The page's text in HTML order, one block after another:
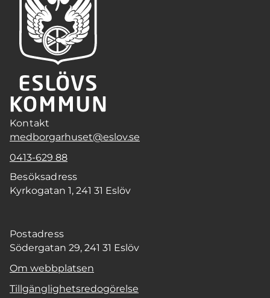
Kontakt
medborgarhuset@eslov.se
0413-629 88
Besöksadress
Kyrkogatan 1, 241 31 Eslöv
Postadress
Södergatan 29, 241 31 Eslöv
Om webbplatsen
Tillgänglighetsredogörelse